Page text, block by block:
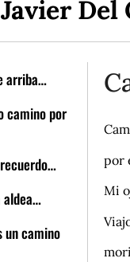
Del
arriba…
camino por
aldea…
un camino
por
Mi